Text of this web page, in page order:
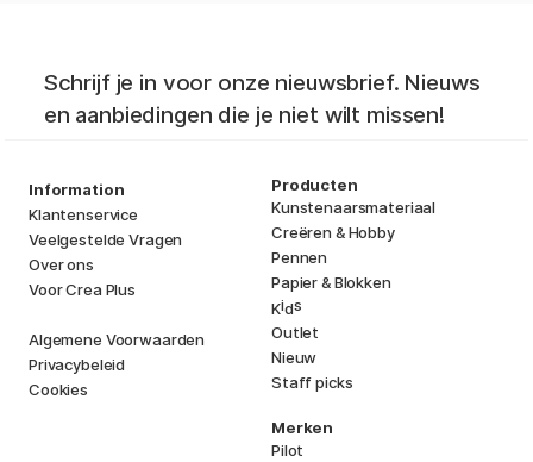
Schrijf je in voor onze nieuwsbrief. Nieuws
en aanbiedingen die je niet wilt missen!
Information
Klantenservice
Veelgestelde Vragen
Over ons
Voor Crea Plus
Algemene Voorwaarden
Privacybeleid
Cookies
Producten
Kunstenaarsmateriaal
Creëren & Hobby
Pennen
Papier & Blokken
Kids
Outlet
Nieuw
Staff picks
Merken
Pilot